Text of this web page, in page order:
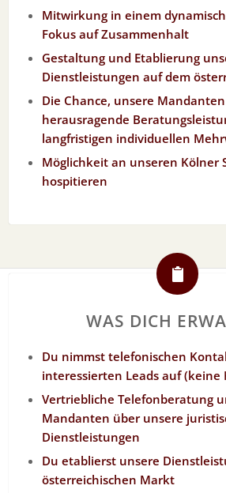
Mitwirkung in einem
Fokus auf Zusammenhalt
Gestaltung und Etablierung
Dienstleistungen auf dem
Die Chance, unsere
herausragende
langfristigen individuellen
Möglichkeit an unseren Kölner
hospitieren
WAS DICH
Du nimmst telefonischen
interessierten Leads auf (keine
Vertriebliche Telefonberatung
Mandanten über unsere
Dienstleistungen
Du etablierst unsere
österreichischen Markt